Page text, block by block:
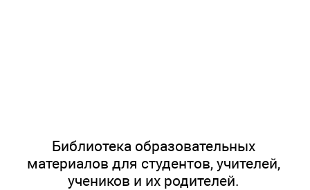
Библиотека образовательных
материалов для студентов, учителей,
учеников и их родителей.